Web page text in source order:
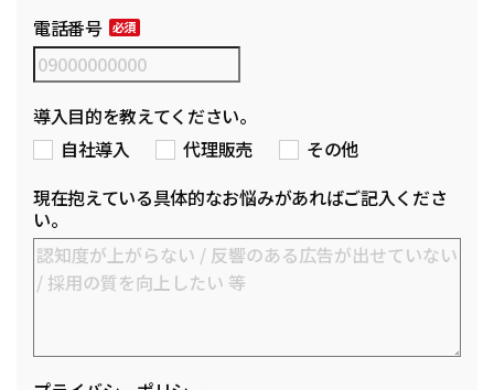
電話番号
導入目的を教えてください。
自社導入
代理販売
その他
現在抱えている具体的なお悩みがあればご記入くださ
い。